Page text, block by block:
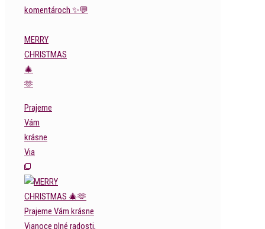
MERRY
CHRISTMAS
🎄
🫶
Prajeme
Vám
krásne
Via